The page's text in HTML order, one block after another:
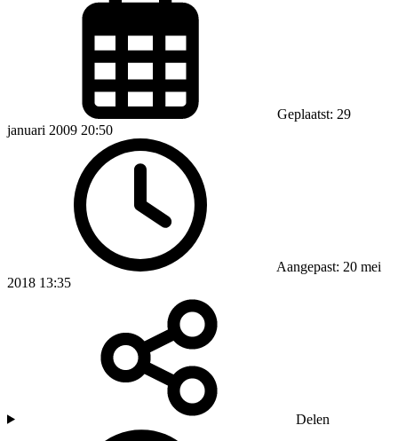
Geplaatst: 29
januari 2009 20:50
Aangepast: 20 mei
2018 13:35
Delen